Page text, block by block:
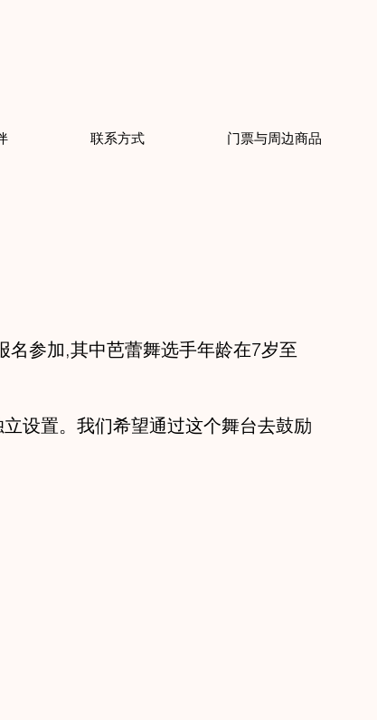
联系方式 门票与周边商品
名参加,其中芭蕾舞选手年龄在7岁至
设置。我们希望通过这个舞台去鼓励